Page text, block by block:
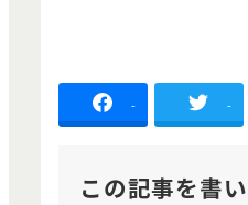
- -
この記事を書